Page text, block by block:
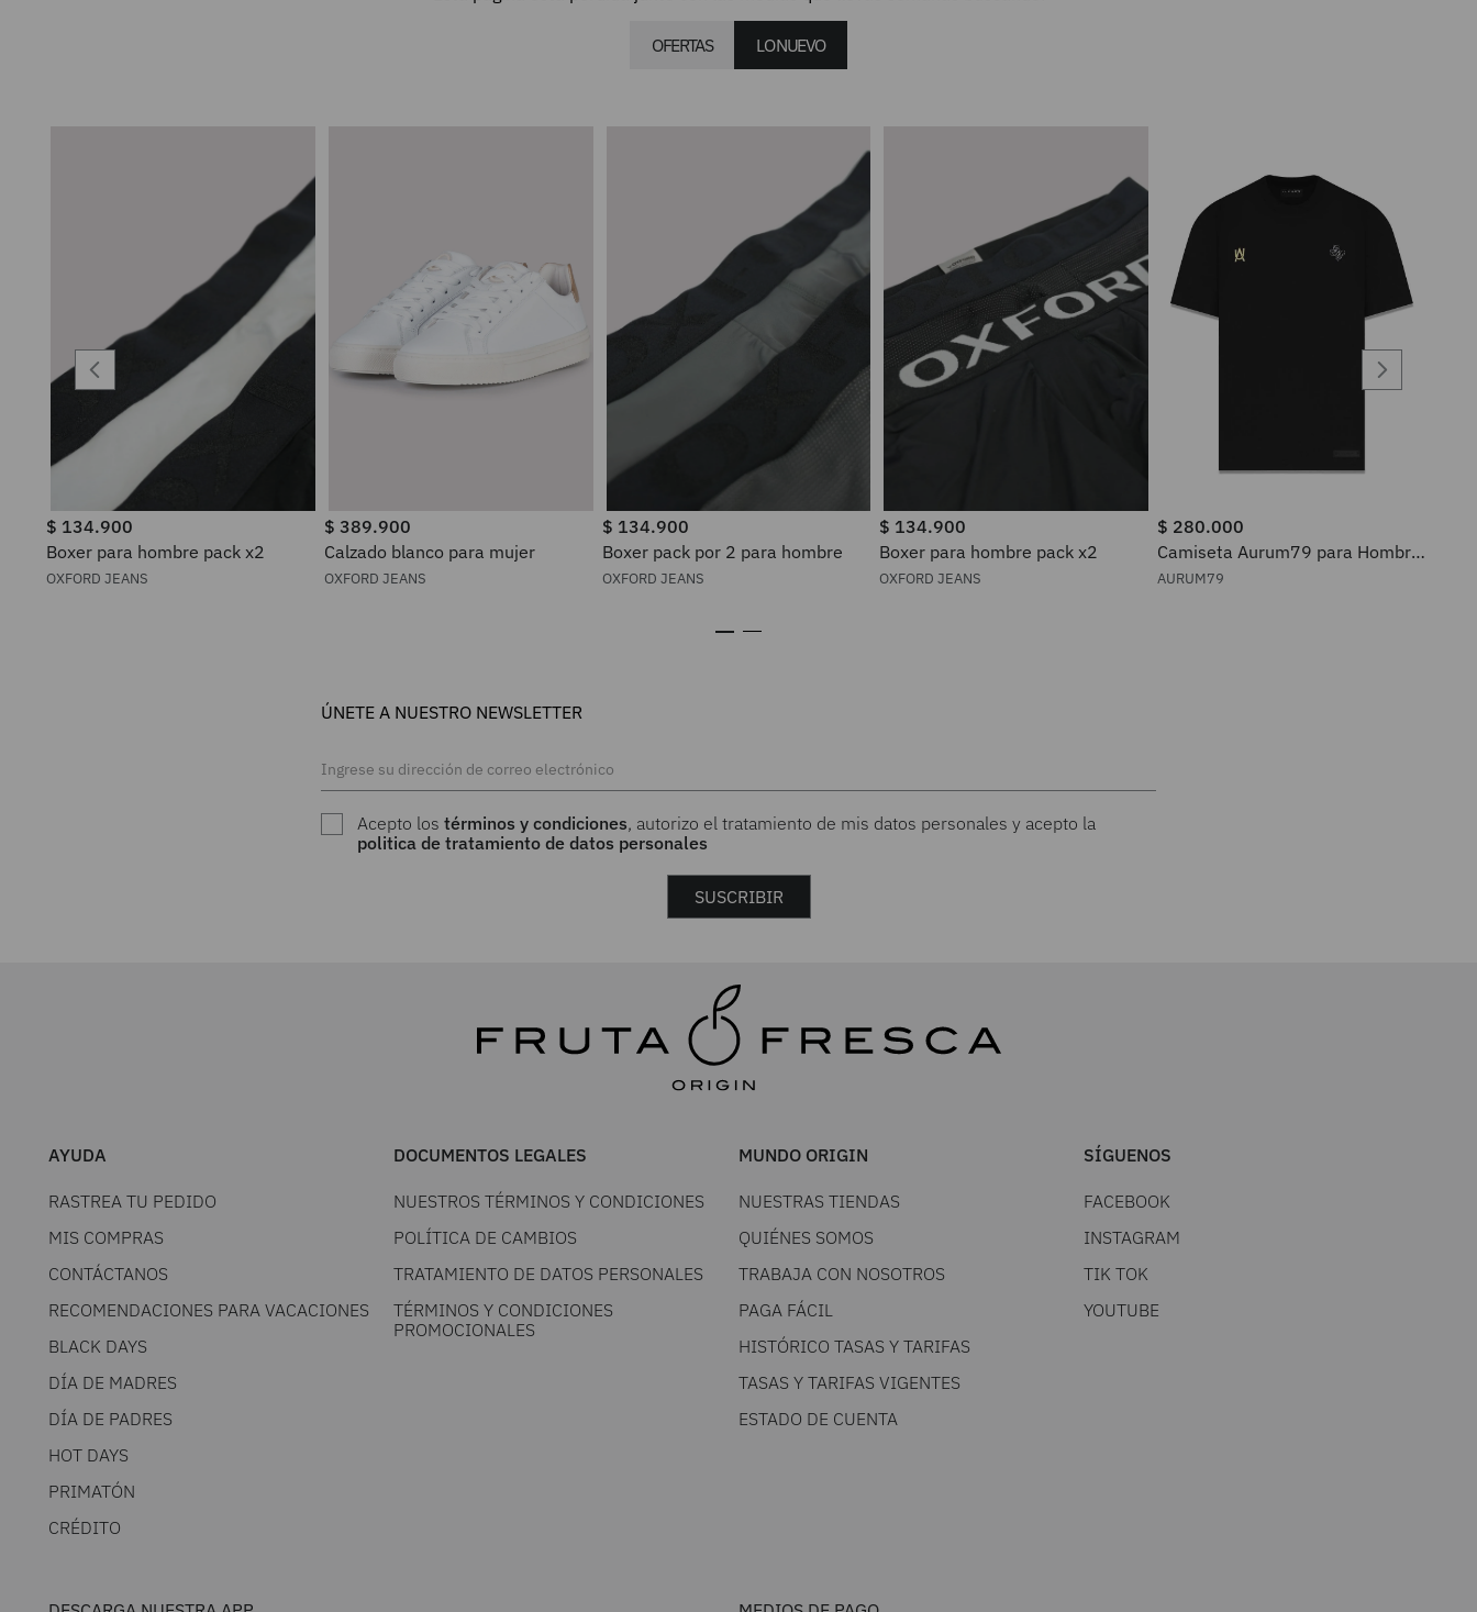
OFERTAS LO NUEVO
$ 134.900
Boxer para hombre pack x2
OXFORD JEANS
$ 389.900
Calzado blanco para mujer
OXFORD JEANS
$ 134.900
Boxer pack por 2 para hombre
OXFORD JEANS
$ 134.900
Boxer para hombre pack x2
OXFORD JEANS
$ 280.000
Camiseta Aurum79 para Hombre
225
AURUM79
ÚNETE A NUESTRO NEWSLETTER
Acepto lostérminos y condiciones, autorizo el tratamiento de mis datos personales y acepto la
politica de tratamiento de datos personales
SUSCRIBIR
AYUDA
RASTREA TU PEDIDO
MIS COMPRAS
CONTÁCTANOS
RECOMENDACIONES PARA VACACIONES
BLACK DAYS
DÍA DE MADRES
DÍA DE PADRES
HOT DAYS
PRIMATÓN
CRÉDITO
DOCUMENTOS LEGALES
NUESTROS TÉRMINOS Y CONDICIONES
POLÍTICA DE CAMBIOS
TRATAMIENTO DE DATOS PERSONALES
TÉRMINOS Y CONDICIONES
PROMOCIONALES
MUNDO ORIGIN
NUESTRAS TIENDAS
QUIÉNES SOMOS
TRABAJA CON NOSOTROS
PAGA FÁCIL
HISTÓRICO TASAS Y TARIFAS
TASAS Y TARIFAS VIGENTES
ESTADO DE CUENTA
SÍGUENOS
FACEBOOK
INSTAGRAM
TIK TOK
YOUTUBE